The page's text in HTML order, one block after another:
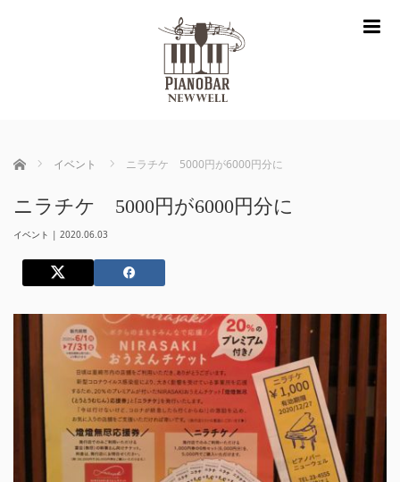
ホーム イベント ニラチケ 5000円が6000円分に
ニラチケ 5000円が6000円分に
イベント | 2020.06.03